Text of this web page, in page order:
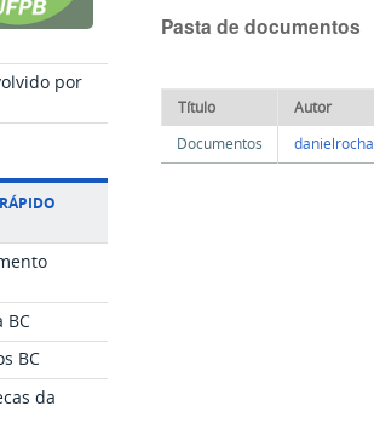
por
BC
BC
da
Pasta de documentos
Título Autor
Documentos
danielrocha